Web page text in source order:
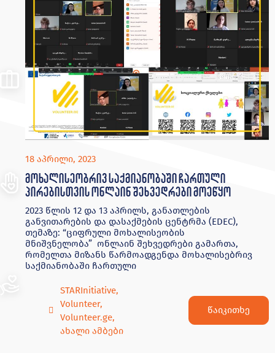
18 აპრილი, 2023
მოხალისეობრივ საქმიანობაში ჩართული
პირებისთვის ონლაინ შეხვედრები მოეწყო
2023 წლის 12 და 13 აპრილს, განათლების
განვითარების და დასაქმების ცენტრმა (EDEC),
თემაზე: “ციფრული მოხალისეობის
მნიშვნელობა” ონლაინ შეხვედრები გამართა,
რომელთა მიზანს წარმოადგენდა მოხალისებრივ
საქმიანობაში ჩართული
STARInitiative,
Volunteer,
Volunteer.ge,
ახალი ამბები
წაიკითხე